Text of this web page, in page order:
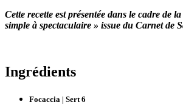
Cette recette est présentée dans le cadre de
simple à spectaculaire » issue du Carnet de
Ingrédients
Focaccia | Sert 6